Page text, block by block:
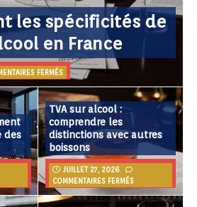
les spécificités de
en France
FERMÉS
des
TVA sur alcool :
comprendre les
distinctions avec autres
boissons
JUILLET 27, 2026
COMMENTAIRES FERMÉS